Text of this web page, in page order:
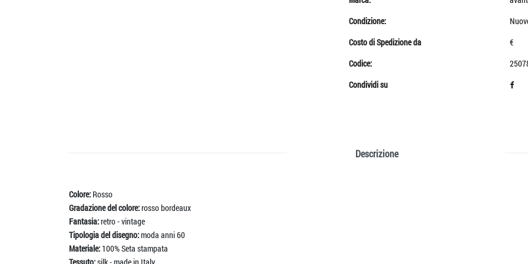
Condizione:
Costo di Spedizione da
€
Codice:
Condividi su
Descrizione
Colore: Rosso
Gradazione del colore:rosso bordeaux
Fantasia:retro - vintage
Tipologia del disegno:moda anni 60
Materiale: 100% Seta stampata
Tessuto:silk - made in Italy